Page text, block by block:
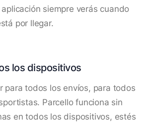
siempre verás cuando
por llegar.
los dispositivos
para todos los envíos, para todos
Parcello funciona sin
en todos los dispositivos, estés